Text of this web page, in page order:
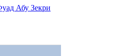
Абу Зекри